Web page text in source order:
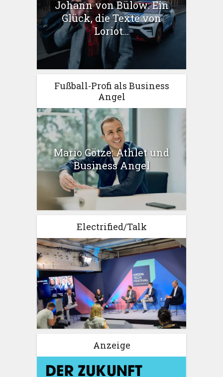
Johann von Bülow: Ein
Glück, die Texte von
Loriot...
Fußball-Profi als Business
Angel
Mario Götze: Athlet und
Business Angel
Electrified/Talk
Anzeige